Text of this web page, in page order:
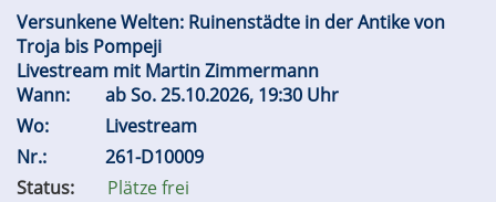
Versunkene Welten: Ruinenstädte in der Antike von
Troja bis Pompeji
Livestream mit Martin Zimmermann
Wann:
abSo.25.10.2026, 19:30 Uhr
Wo:
Livestream
Nr.:
261-D10009
Status:
Plätze frei